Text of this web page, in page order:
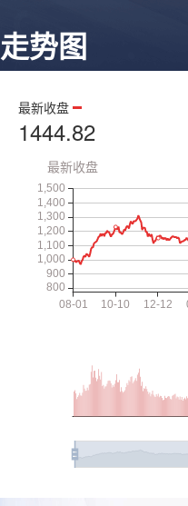
走势图
最新收盘
1444.82